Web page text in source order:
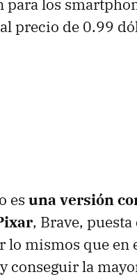
para los
al precio de 0.99
es una versión
, Brave,
lo mismos que
conseguir la